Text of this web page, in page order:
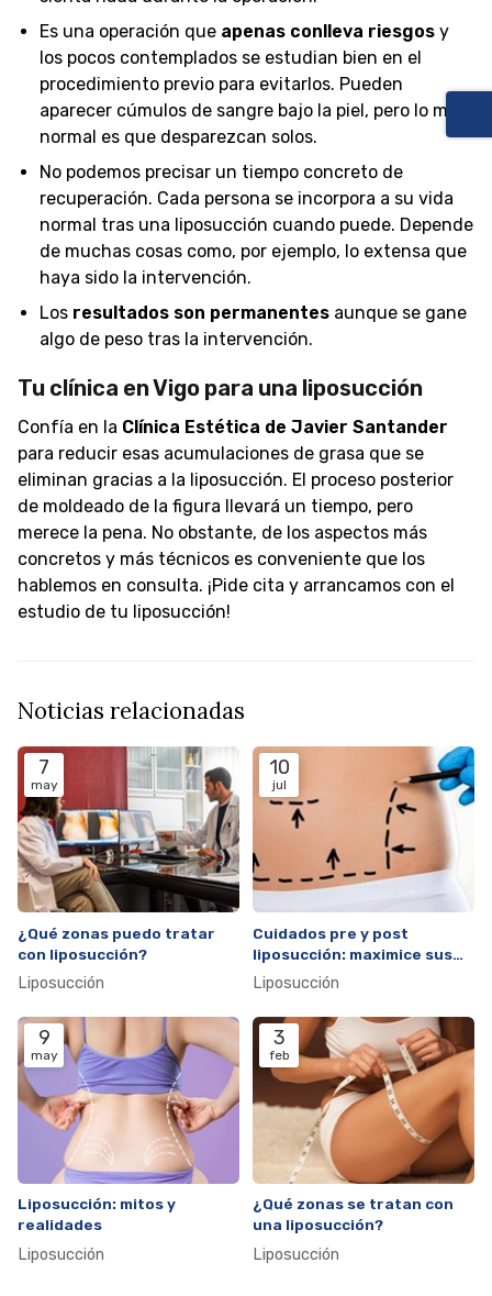
Es una operación que apenas conlleva riesgos y
los pocos contemplados se estudian bien en el
procedimiento previo para evitarlos. Pueden
aparecer cúmulos de sangre bajo la piel, pero lo más
normal es que desparezcan solos.
No podemos precisar un tiempo concreto de
recuperación. Cada persona se incorpora a su vida
normal tras una liposucción cuando puede. Depende
de muchas cosas como, por ejemplo, lo extensa que
haya sido la intervención.
Los resultados son permanentes aunque se gane
algo de peso tras la intervención.
Tu clínica en Vigo para una liposucción
Confía en la Clínica Estética de Javier Santander
para reducir esas acumulaciones de grasa que se
eliminan gracias a la liposucción. El proceso posterior
de moldeado de la figura llevará un tiempo, pero
merece la pena. No obstante, de los aspectos más
concretos y más técnicos es conveniente que los
hablemos en consulta. ¡Pide cita y arrancamos con el
estudio de tu liposucción!
Noticias relacionadas
7
may
¿Qué zonas puedo tratar
con liposucción?
Liposucción
10
jul
Cuidados pre y post
liposucción: maximice sus
resultados
Liposucción
9
may
Liposucción: mitos y
realidades
Liposucción
3
feb
¿Qué zonas se tratan con
una liposucción?
Liposucción